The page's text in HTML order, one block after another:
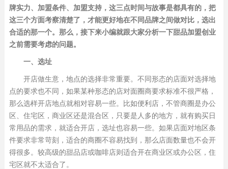
牌实力、加盟条件、加盟支持，这三点时间与故事是都具有的，把
这三个方面考察清楚了，才能更好地在不同品牌之间做对比，选出
合适的那一个。那么，接下来小编就跟大家分析一下甜品加盟创业
之前需要考虑的问题。
一、选址
开店做生意，地点的选择非常重要。不同形态的店面对选择地
点的要求也不同，如果某种形态的店对面圈商要求标准不很严格，
那么选样开店地点就相对容易一些。比如便利店，不管商圈是办公
区、住宅区，商业区还是混合区，只要是人多的地方，就有购买日
常用品的需求，就适合开店，选址也容易一些。如果店面对地区条
件要求非常苛刻，适合的商圈不容易找到，那么店面数量也不会开
得很多。较高级的甜品店或咖啡店则适合开在商业区或办公区，住
宅区就不太适合了。